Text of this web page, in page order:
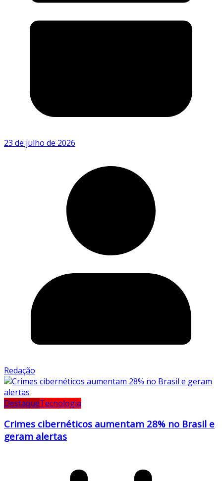
23 de julho de 2026
Redação
DestaqueTecnologia
Crimes cibernéticos aumentam 28% no Brasil e
geram alertas